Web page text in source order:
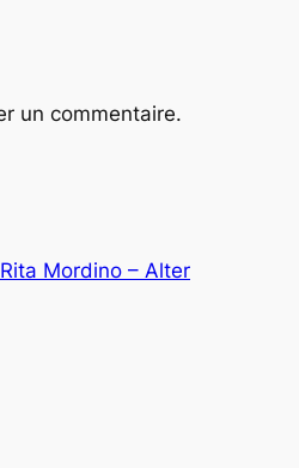
un commentaire.
Mordino – Alter